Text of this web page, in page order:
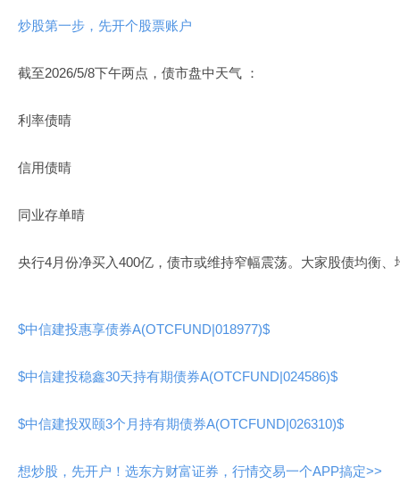
炒股第一步，先开个股票账户
截至2026/5/8下午两点，债市盘中天气 ：
利率债晴
信用债晴
同业存单晴
央行4月份净买入400亿，债市或维持窄幅震荡。大家股债均衡、
$中信建投惠享债券A(OTCFUND|018977)$
$中信建投稳鑫30天持有期债券A(OTCFUND|024586)$
$中信建投双颐3个月持有期债券A(OTCFUND|026310)$
想炒股，先开户！选东方财富证券，行情交易一个APP搞定>>